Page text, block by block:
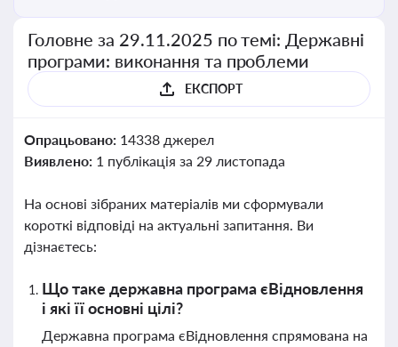
Головне за 29.11.2025 по темі: Державні
програми: виконання та проблеми
ЕКСПОРТ
Опрацьовано: 14338 джерел
Виявлено: 1 публікація за 29 листопада
На основі зібраних матеріалів ми сформували
короткі відповіді на актуальні запитання. Ви
дізнаєтесь:
Що таке державна програма єВідновлення
і які її основні цілі?
Державна програма єВідновлення спрямована на